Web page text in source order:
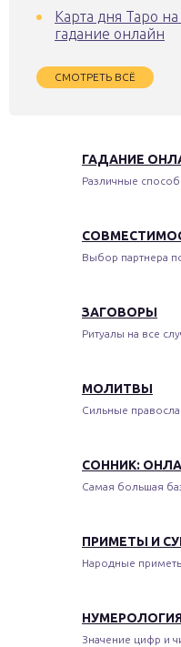
Карта дня Таро
гадание онлайн
СМОТРЕТЬ ВСЁ
ГАДАНИЕ
Различные
Выбор партнера
ЗАГОВОРЫ
Ритуалы на все
МОЛИТВЫ
Сильные
СОННИК:
Самая большая
ПРИМЕТЫ И
Народные
Значение цифр и